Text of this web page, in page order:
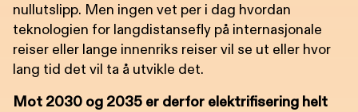
nullutslipp. Men ingen vet per i dag hvordan
teknologien for langdistansefly på internasjonale
reiser eller lange innenriks reiser vil se ut eller hvor
lang tid det vil ta å utvikle det.
Mot 2030 og 2035 er derfor elektrifisering helt